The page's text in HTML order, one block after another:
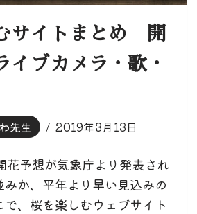
サイトまとめ 開
イブカメラ・歌・
先生 2019年3月13日
予想が気象庁より発表され
みか、平年より早い見込みの
で、桜を楽しむウェブサイト